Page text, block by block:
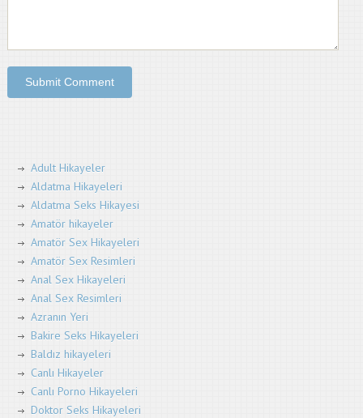
Adult Hikayeler
Aldatma Hikayeleri
Aldatma Seks Hikayesi
Amatör hikayeler
Amatör Sex Hikayeleri
Amatör Sex Resimleri
Anal Sex Hikayeleri
Anal Sex Resimleri
Azranın Yeri
Bakire Seks Hikayeleri
Baldız hikayeleri
Canlı Hikayeler
Canlı Porno Hikayeleri
Doktor Seks Hikayeleri